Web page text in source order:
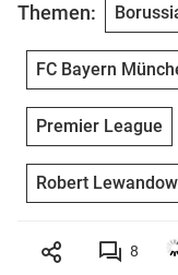
Themen:
FC Bayern
Premier League
Robert
8